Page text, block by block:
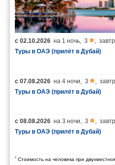
с 02.10.2026 на 1 ночь, 3 ,
Туры в ОАЭ (прилёт в Дубай)
с 07.08.2026 на 4 ночи, 3 ,
Туры в ОАЭ (прилёт в Дубай)
с 08.08.2026 на 3 ночи, 3 ,
Туры в ОАЭ (прилёт в Дубай)
* Стоимость на человека при